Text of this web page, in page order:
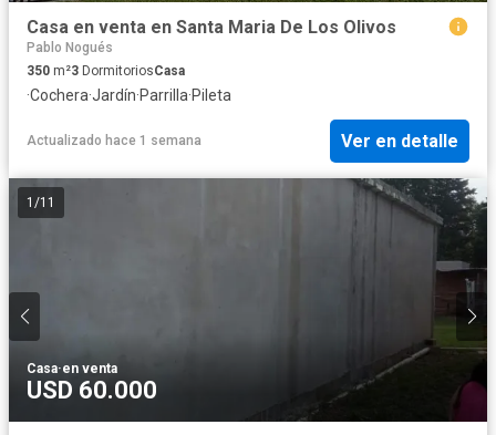
Casa en venta en Santa Maria De Los Olivos
Pablo Nogués
350 m²3 DormitoriosCasa
·Cochera·Jardín·Parrilla·Pileta
Actualizado hace 1 semana Ver en detalle
1 /11
Casa·en venta
USD 60.000